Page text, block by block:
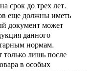
срок до трех лет.
еще должны иметь
документ может
данного
нормам.
только лишь после
в особых